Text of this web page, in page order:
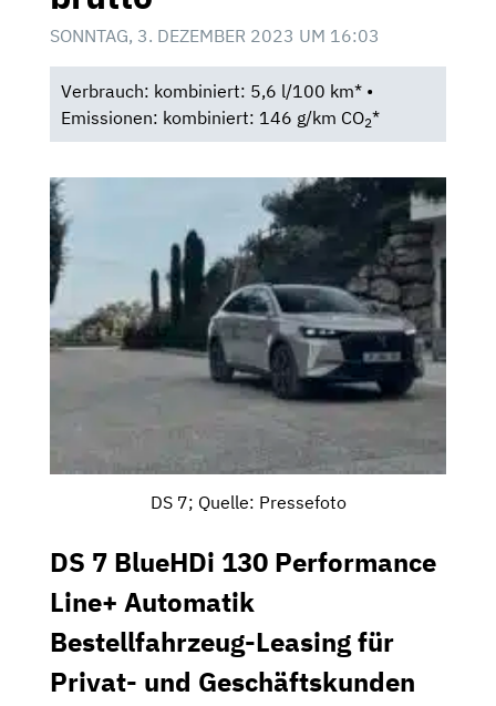
SONNTAG, 3. DEZEMBER 2023 UM 16:03
Verbrauch: kombiniert: 5,6 l/100 km* •
Emissionen: kombiniert: 146 g/km CO2*
DS 7; Quelle: Pressefoto
DS 7 BlueHDi 130 Performance
Line+ Automatik
Bestellfahrzeug-Leasing für
Privat- und Geschäftskunden